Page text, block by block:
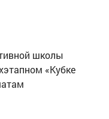
школы
«Кубке